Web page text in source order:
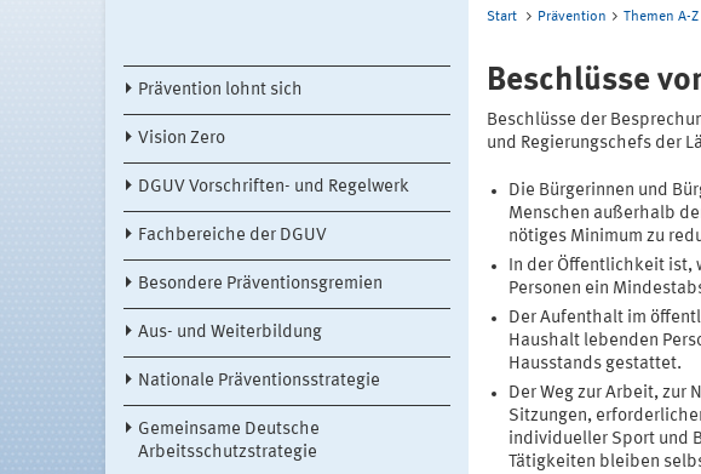
Prävention lohnt sich
Vision Zero
DGUV Vorschriften- und Regelwerk
Fachbereiche der DGUV
Besondere Präventionsgremien
Aus- und Weiterbildung
Nationale Präventionsstrategie
Gemeinsame Deutsche
Arbeitsschutzstrategie
Start Prävention Themen A-Z
Beschlüsse
Beschlüsse der
und Regierungschefs der
Die Bürgerinnen und
Menschen außerhalb
nötiges Minimum zu
In der Öffentlichkeit ist,
Personen ein
Der Aufenthalt im
Haushalt lebenden
Hausstands gestattet.
Der Weg zur Arbeit, zur
Sitzungen,
individueller Sport und
Tätigkeiten bleiben